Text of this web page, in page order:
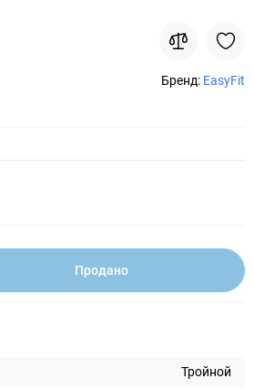
Бренд: EasyFit
Продано
Тройной